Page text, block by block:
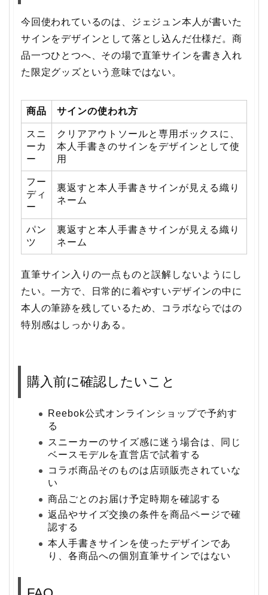
今回使われているのは、ジェジュン本人が書いた
サインをデザインとして落とし込んだ仕様だ。商
品一つひとつへ、その場で直筆サインを書き入れ
た限定グッズという意味ではない。
商品 サインの使われ方
スニ
ーカ
ー
クリアアウトソールと専用ボックスに、
本人手書きのサインをデザインとして使
用
フー
ディ
ー
裏返すと本人手書きサインが見える織り
ネーム
パン
ツ
裏返すと本人手書きサインが見える織り
ネーム
直筆サイン入りの一点ものと誤解しないようにし
たい。一方で、日常的に着やすいデザインの中に
本人の筆跡を残しているため、コラボならではの
特別感はしっかりある。
購入前に確認したいこと
Reebok公式オンラインショップで予約す
る
スニーカーのサイズ感に迷う場合は、同じ
ベースモデルを直営店で試着する
コラボ商品そのものは店頭販売されていな
い
商品ごとのお届け予定時期を確認する
返品やサイズ交換の条件を商品ページで確
認する
本人手書きサインを使ったデザインであ
り、各商品への個別直筆サインではない